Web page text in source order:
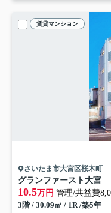
賃貸マンション
さいたま市大宮区桜木町
グランファースト大宮
10.5万円 管理/共益費
3階 / 30.09㎡ / 1R /築5年